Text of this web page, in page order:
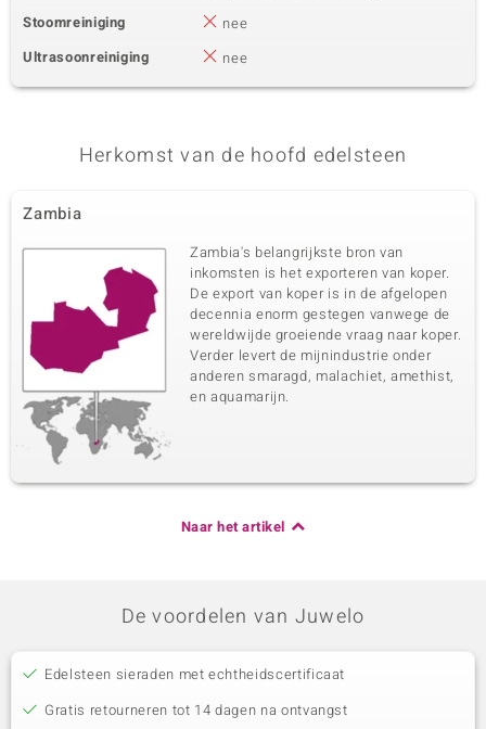
Stoomreiniging
nee
Ultrasoonreiniging
nee
Herkomst van de hoofd edelsteen
Zambia
Zambia's belangrijkste bron van
inkomsten is het exporteren van koper.
De export van koper is in de afgelopen
decennia enorm gestegen vanwege de
wereldwijde groeiende vraag naar koper.
Verder levert de mijnindustrie onder
anderen smaragd, malachiet, amethist,
en aquamarijn.
Naar het artikel
De voordelen van Juwelo
Edelsteen sieraden met echtheidscertificaat
Gratis retourneren tot 14 dagen na ontvangst